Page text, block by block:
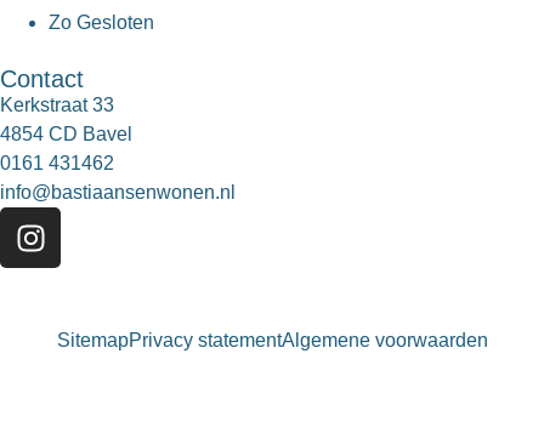
Zo Gesloten
Contact
Kerkstraat 33
4854 CD Bavel
0161 431462
info@bastiaansenwonen.nl
SitemapPrivacy statementAlgemene voorwaarden